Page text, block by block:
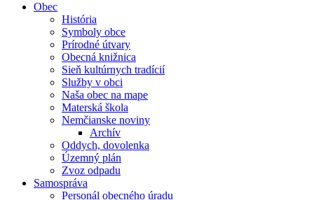
Obec
História
Symboly obce
Prírodné útvary
Obecná knižnica
Sieň kultúrnych tradícií
Služby v obci
Naša obec na mape
Materská škola
Nemčianske noviny
Archív
Oddych, dovolenka
Územný plán
Zvoz odpadu
Samospráva
Personál obecného úradu